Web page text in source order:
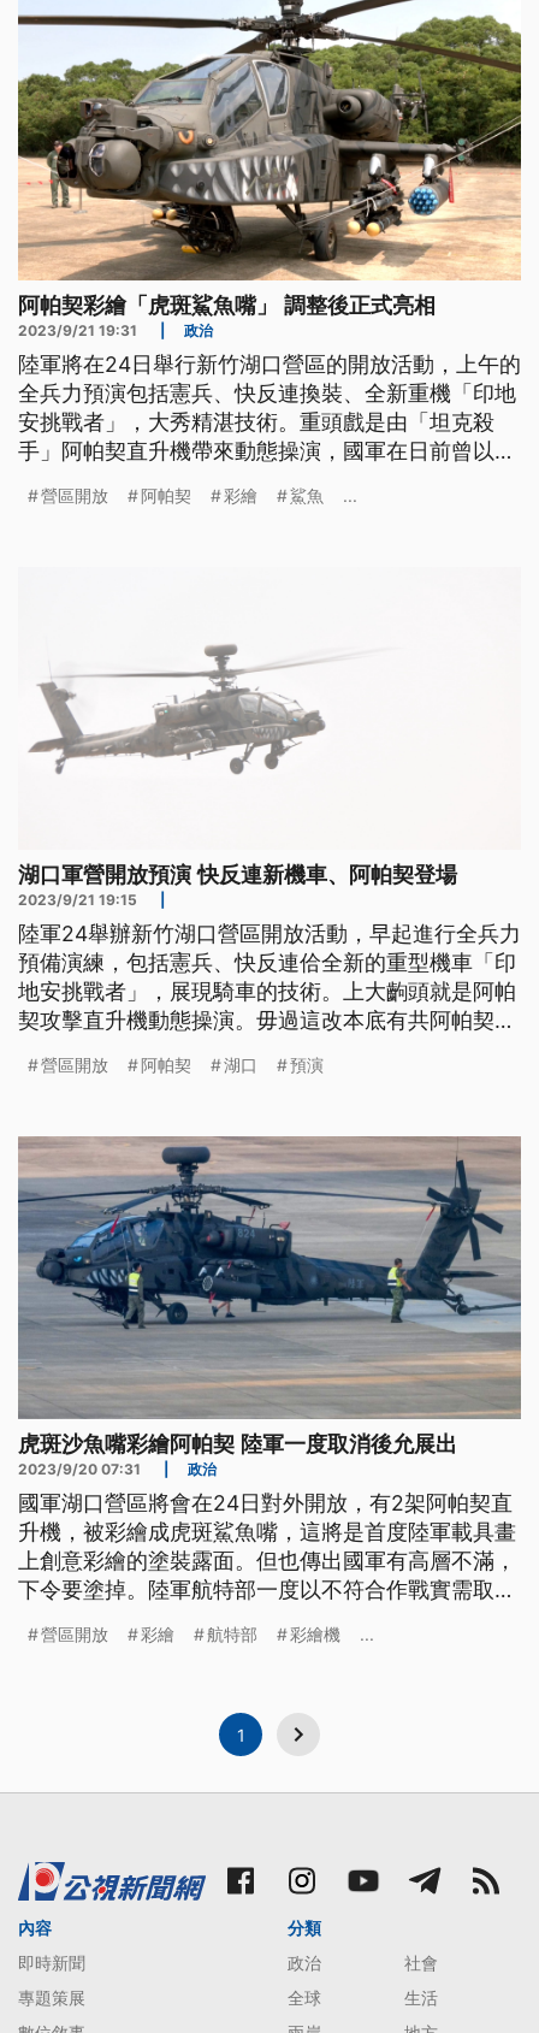
阿帕契彩繪「虎斑鯊魚嘴」 調整後正式亮相
2023/9/21 19:31 政治
陸軍將在24日舉行新竹湖口營區的開放活動，上午的
全兵力預演包括憲兵、快反連換裝、全新重機「印地
安挑戰者」，大秀精湛技術。重頭戲是由「坦克殺
手」阿帕契直升機帶來動態操演，國軍在日前曾以
嘴」的阿帕契展示，引發外界反彈，現在調整之後，
營區開放 阿帕契 彩繪 鯊魚 ...
湖口軍營開放預演 快反連新機車、阿帕契登場
2023/9/21 19:15
陸軍24舉辦新竹湖口營區開放活動，早起進行全兵力
預備演練，包括憲兵、快反連佮全新的重型機車「印
地安挑戰者」，展現騎車的技術。上大齣頭就是阿帕
契攻擊直升機動態操演。毋過這改本底有共阿帕契畫
過調整了後，會當順利對外公開。（這條新聞標題、
營區開放 阿帕契 湖口 預演
虎斑沙魚嘴彩繪阿帕契 陸軍一度取消後允展出
2023/9/20 07:31 政治
國軍湖口營區將會在24日對外開放，有2架阿帕契直
升機，被彩繪成虎斑鯊魚嘴，這將是首度陸軍載具畫
上創意彩繪的塗裝露面。但也傳出國軍有高層不滿，
下令要塗掉。陸軍航特部一度以不符合作戰實需取消
後，可以在營區開放活動展出。
營區開放 彩繪 航特部 彩繪機 ...
1
內容
即時新聞
專題策展
分類
政治
社會
全球
生活